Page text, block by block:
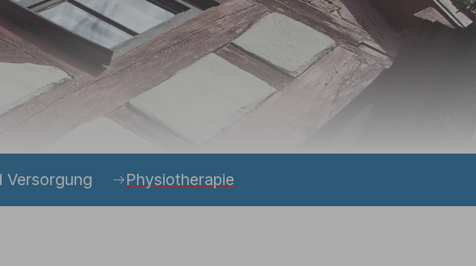
Versorgung Physiotherapie